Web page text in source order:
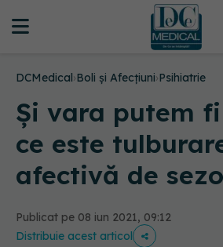
DCMedical›Boli și Afecțiuni›Psihiatrie
Și vara putem
ce este
afectivă de
Publicat pe 08 iun 2021, 09:12
Distribuie acest articol